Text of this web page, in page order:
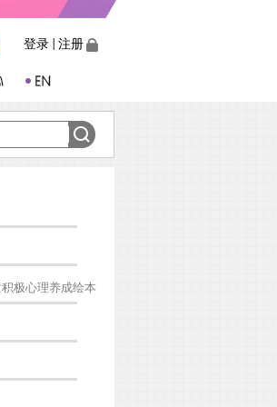
登录 注册
极心理养成绘本